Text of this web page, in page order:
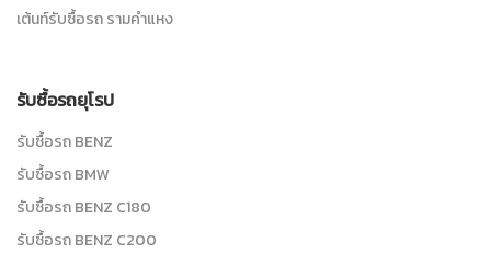
เต้นท์รับซื้อรถ รามคำแหง
รับซื้อรถยุโรป
รับซื้อรถ BENZ
รับซื้อรถ BMW
รับซื้อรถ BENZ C180
รับซื้อรถ BENZ C200